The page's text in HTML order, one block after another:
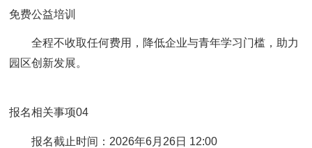
免费公益培训
全程不收取任何费用，降低企业与青年学习门槛，助力
园区创新发展。
报名相关事项04
报名截止时间：2026年6月26日 12:00